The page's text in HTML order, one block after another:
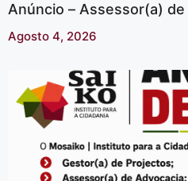
Anúncio – Assessor(a)
Agosto 4, 2026